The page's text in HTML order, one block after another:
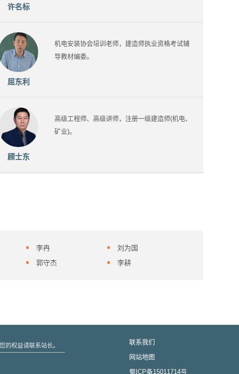
许名标
屈东利
机电安装协会培训老师，建造师执业资格考试辅
导教材编委。
顾士东
高级工程师、高级讲师，注册一级建造师(机电、
矿业)。
李冉
刘为国
郭守杰 李耕
的权益请联系站长。
联系我们
网站地图
蜀ICP备15011714号